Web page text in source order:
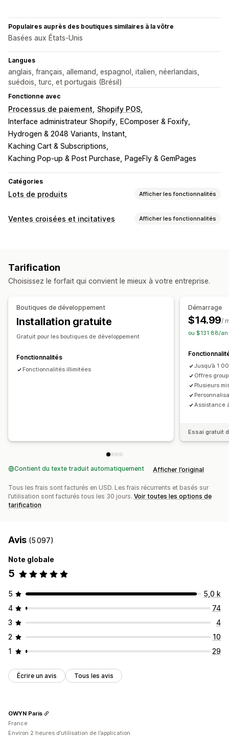
Populaires auprès des boutiques similaires à la vôtre
Basées aux États-Unis
Langues
anglais, français, allemand, espagnol, italien, néerlandais,
suédois, turc, et portugais (Brésil)
Fonctionne avec
Processus de paiement
Shopify POS
Interface administrateur Shopify EComposer & Foxify
Hydrogen & 2048 Variants Instant
Kaching Cart & Subscriptions
Kaching Pop-up & Post Purchase PageFly & GemPages
Catégories
Lots de produits Afficher les fonctionnalités
Types de lots
Lots de vente croisée
Produits fréquemment achetés ensemble
Lots personnalisés
Tarification que vous pouvez définir
Seuils de quantités
Réductions en fonction de la quantité
Réductions en pourcentage
Abonnements
Ventes croisées et incitatives Afficher les fonctionnalités
Compléments en un clic
HTML personnalisé
Devises multiples Multilingue Règles personnalisées
Offres et recommandations
Garanties Protection de l’expédition
Emballage cadeau
Compléments au produit
Recommandations de produits
Réductions en fonction de la quantité
Traitement prioritaire
Test A/B Taux de conversion
Tarification
Choisissez le forfait qui convient le mieux à votre entreprise.
Boutiques de développement
Installation gratuite
Gratuit pour les boutiques de développement
Fonctionnalités
Fonctionnalités illimitées
Démarrage
$14.99/
ou $131.88/
Jusqu’à 1
Offres
Plusieurs
Assistance
Essai gratuit
Contient du texte traduit automatiquement Afficher l’original
Tous les frais sont facturés en USD. Les frais récurrents et basés sur
l’utilisation sont facturés tous les 30 jours. Voir toutes les options de
tarification
Avis (5 097)
Note globale
5
5
5,0 k
4
74
3
4
2
10
1
29
Écrire un avis Tous les avis
OWYN Paris
France
Environ 2 heures d’utilisation de l’application